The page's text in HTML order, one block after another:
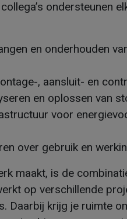
ondersteunen
en onderhouden
, aansluit- en
en oplossen van
voor
over gebruik en
maakt, is de
op verschillende
Daarbij krijg je ruimte